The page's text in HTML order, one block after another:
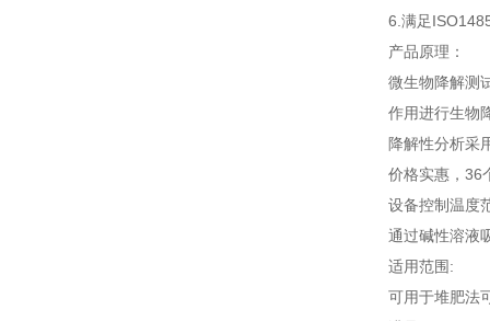
6.满足
产品原理：
微生物降解测
作用进行生物
降解性分析采
价格实惠，36
设备控制温度
通过碱性溶液
适用范围:
可用于堆肥法